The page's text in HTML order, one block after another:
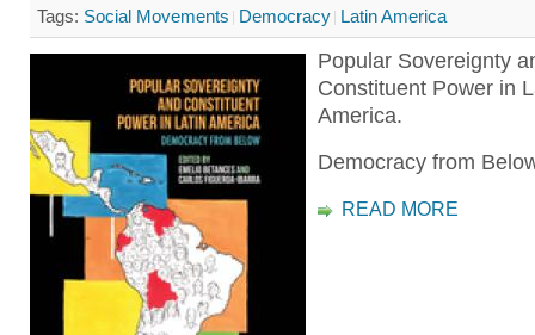
Tags: Social Movements Democracy Latin America
Popular Sovereignty
Constituent Power in
America.
Democracy from
READ MORE